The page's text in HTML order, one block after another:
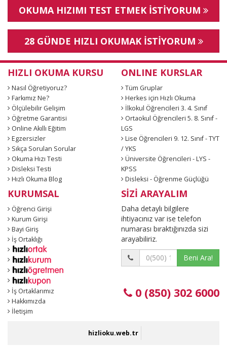
OKUMA HIZIMI TEST ETMEK İSTİYORUM
28 GÜNDE HIZLI OKUMAK İSTİYORUM
HIZLI OKUMA KURSU
Nasıl Öğretiyoruz?
Farkımız Ne?
Ölçülebilir Gelişim
Öğretme Garantisi
Online Akıllı Eğitim
Egzersizler
Sıkça Sorulan Sorular
Okuma Hızı Testi
Disleksi Testi
Hızlı Okuma Blog
ONLINE KURSLAR
Tüm Gruplar
Herkes için Hızlı Okuma
İlkokul Öğrencileri 3. 4. Sınıf
Ortaokul Öğrencileri 5. 8. Sınıf -
LGS
Lise Öğrencileri 9. 12. Sınıf - TYT
/ YKS
Üniversite Öğrencileri - LYS -
KPSS
Disleksi - Öğrenme Güçlüğü
KURUMSAL
Öğrenci Girişi
Kurum Girişi
Bayi Giriş
İş Ortaklığı
İş Ortaklarımız
Hakkımızda
İletişim
SİZİ ARAYALIM
Daha detaylı bilgilere
ihtiyacınız var ise telefon
numarası bıraktığınızda sizi
arayabiliriz.
Beni Ara!
0 (850) 302 6000
hizlioku.web.tr